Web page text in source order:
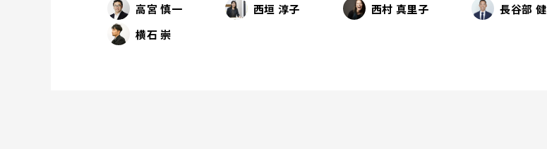
高宮 慎一
西垣 淳子 西村 真里子 長谷部 健
横石 崇